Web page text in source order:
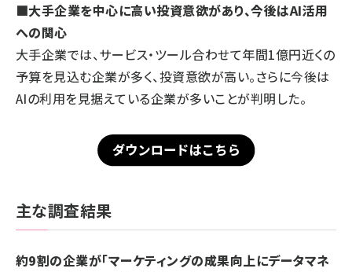
■大手企業を中心に高い投資意欲があり、今後はAI活用
への関心
大手企業では、サービス・ツール合わせて年間1億円近くの
予算を見込む企業が多く、投資意欲が高い。さらに今後は
AIの利用を見据えている企業が多いことが判明した。
主な調査結果
約9割の企業が「マーケティングの成果向上にデータマネ